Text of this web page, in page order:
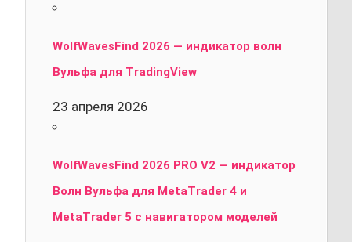
WolfWavesFind 2026 — индикатор волн
Вульфа для TradingView
23 апреля 2026
WolfWavesFind 2026 PRO V2 — индикатор
Волн Вульфа для MetaTrader 4 и
MetaTrader 5 с навигатором моделей